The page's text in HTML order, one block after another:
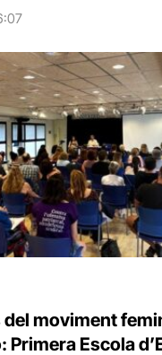
del moviment
Primera Escola